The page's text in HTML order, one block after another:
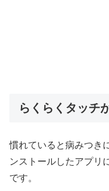
らくらくタッチ
慣れていると病みつき
ンストールしたアプリ
です。